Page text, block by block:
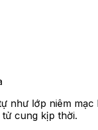
như lớp niêm
cung kịp thời.